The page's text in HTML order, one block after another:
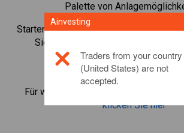
Palette von
Starten Sie den Handel mit CFDs auf
Sie geringe Margins, um Ihr
vergrößern. Verfolgen Sie
Volkswirtschaften.
Für weitere Informationen zu diesem
klicken Sie hier
Ainvesting
Traders from your country
(United States) are not
accepted.